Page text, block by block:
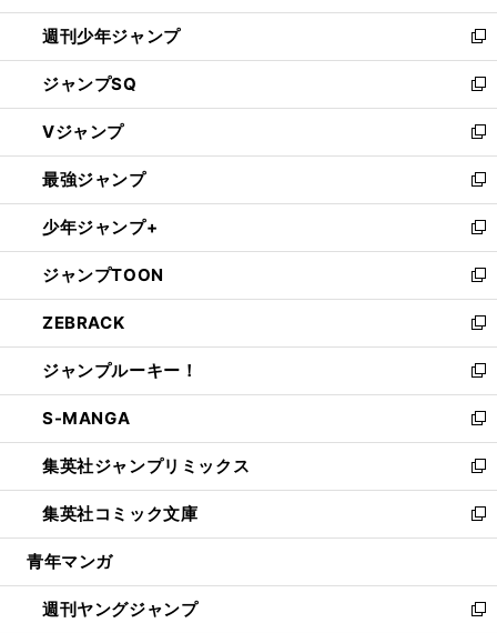
開
く
週刊少年ジャンプ
新
し
い
ウ
ィ
ン
ド
ウ
で
開
く
ジャンプSQ
新
し
い
ウ
ィ
ン
ド
ウ
で
開
く
Vジャンプ
新
し
い
ウ
ィ
ン
ド
ウ
で
開
く
最強ジャンプ
新
し
い
ウ
ィ
ン
ド
ウ
で
開
く
少年ジャンプ+
新
し
い
ウ
ィ
ン
ド
ウ
で
開
く
ジャンプTOON
新
し
い
ウ
ィ
ン
ド
ウ
で
開
く
ZEBRACK
新
し
い
ウ
ィ
ン
ド
ウ
で
開
ジャンプルーキー！
新
し
い
ウ
ィ
ン
ド
ウ
開
く
S-MANGA
新
し
い
ウ
ィ
ン
ウ
で
集英社ジャンプリミックス
新
し
い
ウ
ン
ド
集英社コミック文庫
新
し
ウ
ィ
青年マンガ
週刊ヤングジャンプ
新